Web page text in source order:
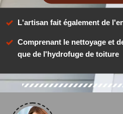
L'artisan fait également de
Comprenant le nettoyage et
que de l'hydrofuge de toiture